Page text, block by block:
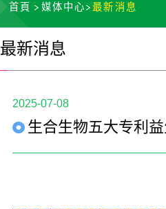
首頁 媒体中心 最新消息
最新消息
2025-07-08
生合生物五大专利